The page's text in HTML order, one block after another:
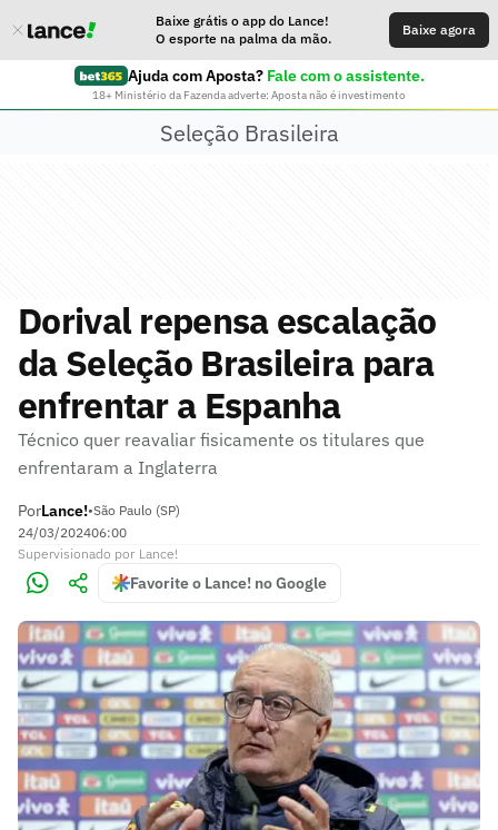
Baixe grátis o app do Lance!
O esporte na palma da mão.
Baixe agora
Ajuda com Aposta? Fale com o assistente.
18+ Ministério da Fazenda adverte: Aposta não é investimento
Seleção Brasileira
Dorival repensa escalação
da Seleção Brasileira para
enfrentar a Espanha
Técnico quer reavaliar fisicamente os titulares que
enfrentaram a Inglaterra
PorLance!•São Paulo (SP)
24/03/202406:00
Supervisionado por Lance!
Favorite o Lance! no Google